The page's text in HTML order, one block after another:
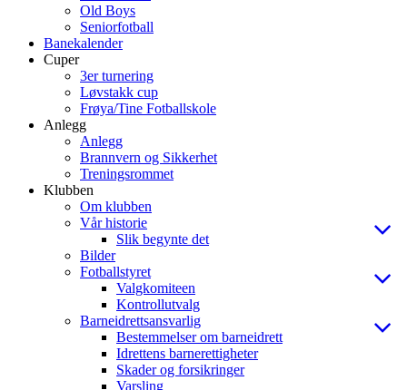
Old Boys
Seniorfotball
Banekalender
Cuper
3er turnering
Løvstakk cup
Frøya/Tine Fotballskole
Anlegg
Anlegg
Brannvern og Sikkerhet
Treningsrommet
Klubben
Om klubben
Vår historie
Slik begynte det
Bilder
Fotballstyret
Valgkomiteen
Kontrollutvalg
Barneidrettsansvarlig
Bestemmelser om barneidrett
Idrettens barnerettigheter
Skader og forsikringer
Varsling